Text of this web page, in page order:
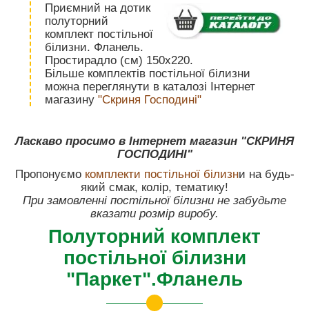
Приємний на дотик
полуторний
комплект постільної
білизни. Фланель.
Простирадло (см) 150х220.
Більше комплектів постільної білизни
можна переглянути в каталозі Інтернет
магазину "Скриня Господині"
Ласкаво просимо в Інтернет магазин "СКРИНЯ
ГОСПОДИНІ"
Пропонуємо комплекти постільної білизни на будь-
який смак, колір, тематику!
При замовленні постільної білизни не забудьте
вказати розмір виробу.
Полуторний комплект
постільної білизни
"Паркет".Фланель